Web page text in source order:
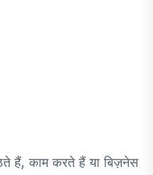
हैं, काम करते हैं या बिज़नेस